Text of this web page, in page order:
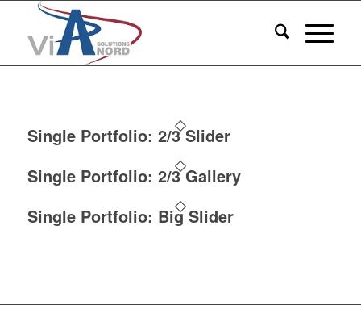
Single Portfolio: 2/3 Slider
Single Portfolio: 2/3 Gallery
Single Portfolio: Big Slider